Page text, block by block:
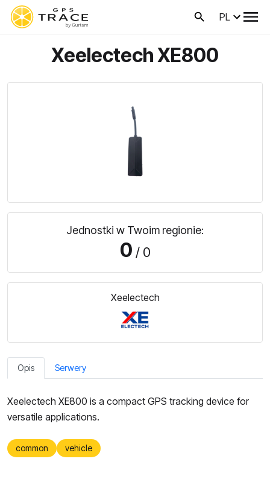
PL
Xeelectech XE800
Jednostki w Twoim regionie:
0 / 0
Xeelectech
Opis Serwery
Xeelectech XE800 is a compact GPS tracking device for
versatile applications.
common vehicle